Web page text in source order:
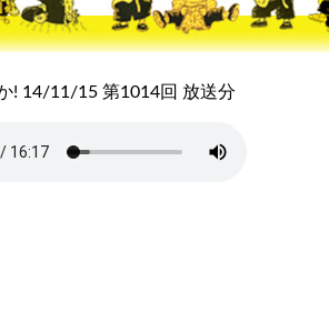
! 14/11/15 第1014回 放送分